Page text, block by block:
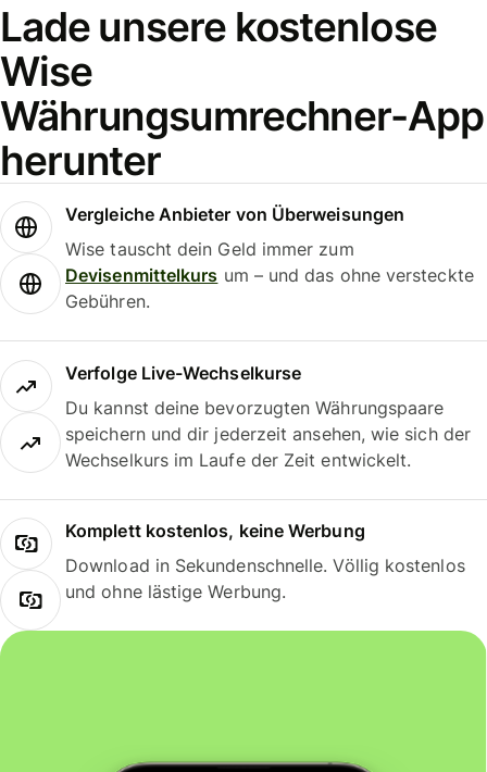
Lade unsere kostenlose
Wise
Währungsumrechner-App
herunter
Vergleiche Anbieter von Überweisungen
Wise tauscht dein Geld immer zum
Devisenmittelkurs um – und das ohne versteckte
Gebühren.
Verfolge Live-Wechselkurse
Du kannst deine bevorzugten Währungspaare
speichern und dir jederzeit ansehen, wie sich der
Wechselkurs im Laufe der Zeit entwickelt.
Komplett kostenlos, keine Werbung
Download in Sekundenschnelle. Völlig kostenlos
und ohne lästige Werbung.